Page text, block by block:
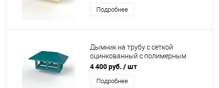
Подробнее
Дымник на трубу с сеткой
оцинкованный с полимерным
покрытием до 1600мм RAL 5021
4 400 руб. / шт
Подробнее